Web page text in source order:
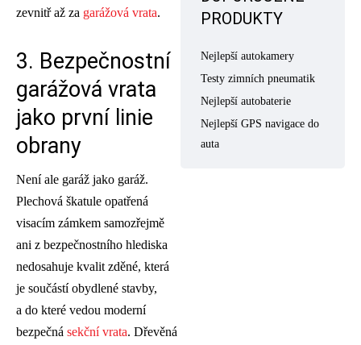
zevnitř až za garážová vrata.
3. Bezpečnostní
garážová vrata
jako první linie
obrany
Není ale garáž jako garáž.
Plechová škatule opatřená
visacím zámkem samozřejmě
ani z bezpečnostního hlediska
nedosahuje kvalit zděné, která
je součástí obydlené stavby,
a do které vedou moderní
bezpečná sekční vrata. Dřevěná
PRODUKTY
Nejlepší autokamery
Testy zimních pneumatik
Nejlepší autobaterie
Nejlepší GPS navigace do
auta